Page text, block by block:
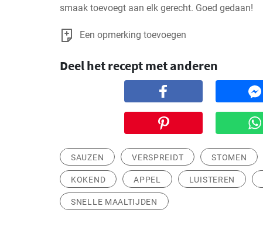
smaak toevoegt aan elk gerecht. Goed gedaan!
Een opmerking toevoegen
Deel het recept met anderen
SAUZEN VERSPREIDT STOMEN
KOKEND APPEL LUISTEREN
SNELLE MAALTIJDEN